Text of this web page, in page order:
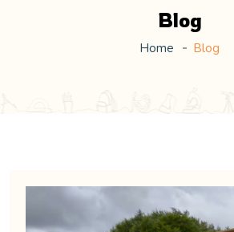
Blog
Home Blog